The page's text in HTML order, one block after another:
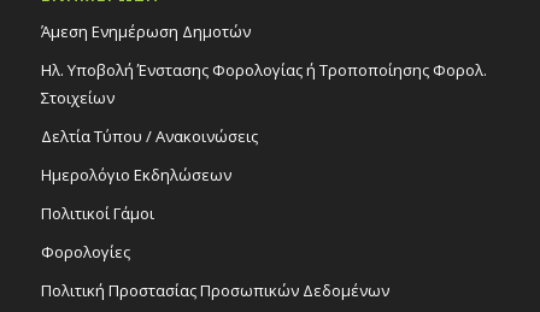
ΣΕΠ
14
20:00
Εκδηλώσεις στο Δημοτικό Θέατρο
Δημοτικό Θέατρο Στροβόλου
16
Διαγωνισμών από Κυπριακό Σύνδεσμο
Παιδικού Νεανικού Βιβλίου, 16/9/25
Άμεση Ενημέρωση Δημοτών
Ηλ. Υποβολή Ένστασης Φορολογίας ή Τροποποίησης Φορολ.
Στοιχείων
Δελτία Τύπου / Ανακοινώσεις
Ημερολόγιο Εκδηλώσεων
Πολιτικοί Γάμοι
Φορολογίες
Πολιτική Προστασίας Προσωπικών Δεδομένων